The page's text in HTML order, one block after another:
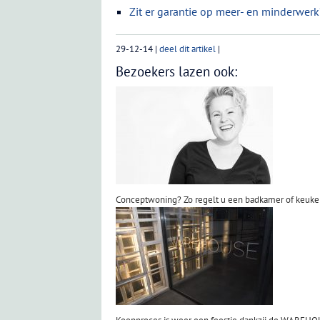
Zit er garantie op meer- en
29-12-14 | deel dit artikel |
Bezoekers lazen ook:
Conceptwoning? Zo regelt u een badkamer of